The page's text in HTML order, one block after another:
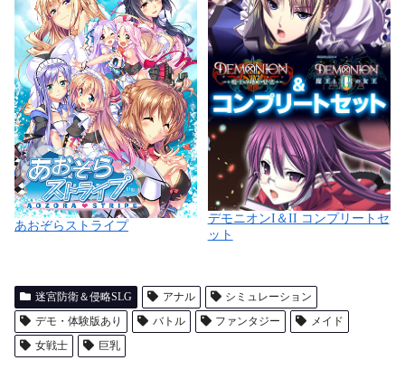
あおぞらストライプ
デモニオンI＆II コンプリートセ
ット
迷宮防衛＆侵略SLG アナル
シミュレーション
デモ・体験版あり
バトル ファンタジー
メイド
女戦士
巨乳